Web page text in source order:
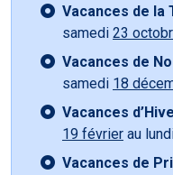
Vacances de la
samedi 23
Vacances de
samedi 18
Vacances
19 février au
Vacances de